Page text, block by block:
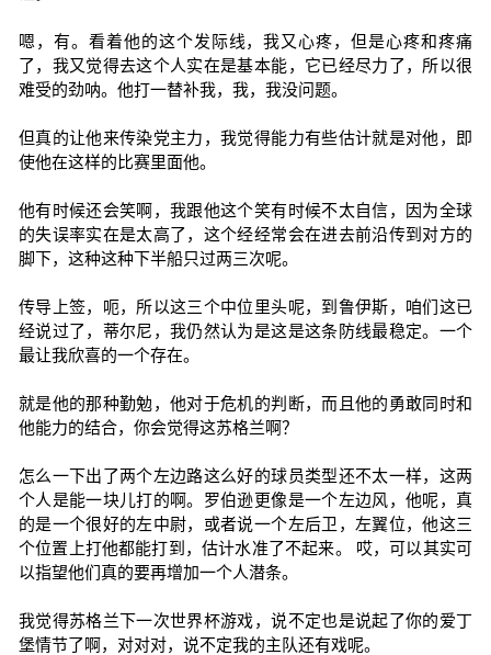
嗯，有。看着他的这个发际线，我又心疼，但是心疼和疼痛
了，我又觉得去这个人实在是基本能，它已经尽力了，所以很
难受的劲呐。他打一替补我，我，我没问题。
但真的让他来传染党主力，我觉得能力有些估计就是对他，即
使他在这样的比赛里面他。
他有时候还会笑啊，我跟他这个笑有时候不太自信，因为全球
的失误率实在是太高了，这个经经常会在进去前沿传到对方的
脚下，这种这种下半船只过两三次呢。
传导上签，呃，所以这三个中位里头呢，到鲁伊斯，咱们这已
经说过了，蒂尔尼，我仍然认为是这是这条防线最稳定。一个
最让我欣喜的一个存在。
就是他的那种勤勉，他对于危机的判断，而且他的勇敢同时和
他能力的结合，你会觉得这苏格兰啊？
怎么一下出了两个左边路这么好的球员类型还不太一样，这两
个人是能一块儿打的啊。罗伯逊更像是一个左边风，他呢，真
的是一个很好的左中尉，或者说一个左后卫，左翼位，他这三
个位置上打他都能打到，估计水准了不起来。 哎，可以其实可
以指望他们真的要再增加一个人潜条。
我觉得苏格兰下一次世界杯游戏，说不定也是说起了你的爱丁
堡情节了啊，对对对，说不定我的主队还有戏呢。